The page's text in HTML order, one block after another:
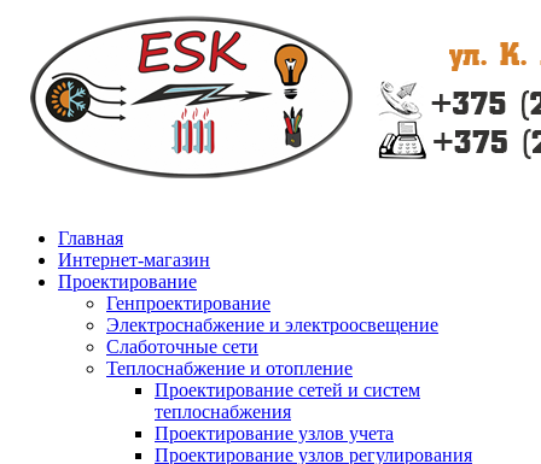
Главная
Интернет-магазин
Проектирование
Генпроектирование
Электроснабжение и электроосвещение
Слаботочные сети
Теплоснабжение и отопление
Проектирование сетей и систем
теплоснабжения
Проектирование узлов учета
Проектирование узлов регулирования